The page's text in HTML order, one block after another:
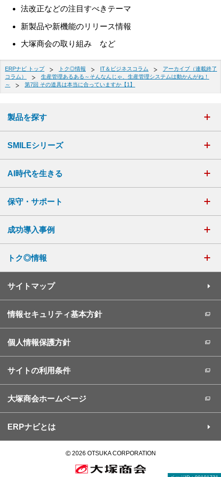
法改正などの注目すべきテーマ
新製品や新機能のリリース情報
大塚商会の取り組み など
ERPナビ トップ トク◎情報 IT＆ビジネスコラム
アーカイブ（連載終了
コラム）
生産管理あるある～そんなんじゃ、生産管理システムは動かんがね！
～
第7回 その道具は本当に合っていますか【1】
製品を探す
SMILEシリーズ
AI時代を生きる
保守・サポート
成功導入事例
トク◎情報
サイトマップ
情報セキュリティ基本方針
個人情報保護方針
サイトの利用条件
大塚商会ホームページ
ERPナビとは
©2026 OTSUKA CORPORATION